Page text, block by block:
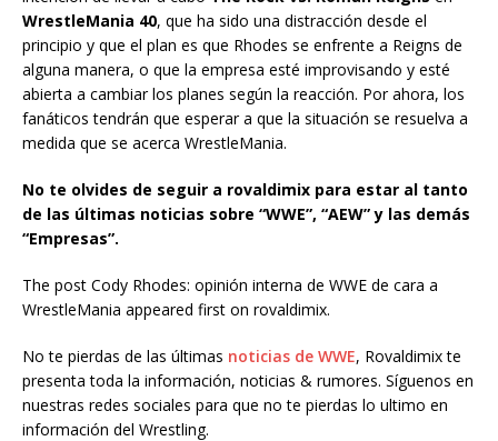
WrestleMania 40, que ha sido una distracción desde el
principio y que el plan es que Rhodes se enfrente a Reigns de
alguna manera, o que la empresa esté improvisando y esté
abierta a cambiar los planes según la reacción. Por ahora, los
fanáticos tendrán que esperar a que la situación se resuelva a
medida que se acerca WrestleMania.
No te olvides de seguir a rovaldimix para estar al tanto
de las últimas noticias sobre “WWE”, “AEW” y las demás
“Empresas”.
The post Cody Rhodes: opinión interna de WWE de cara a
WrestleMania appeared first on rovaldimix.
No te pierdas de las últimas noticias de WWE, Rovaldimix te
presenta toda la información, noticias & rumores. Síguenos en
nuestras redes sociales para que no te pierdas lo ultimo en
información del Wrestling.